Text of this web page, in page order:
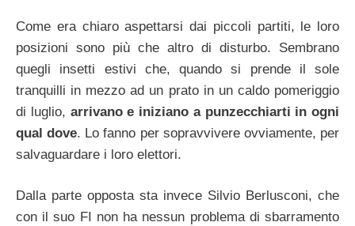
Come era chiaro aspettarsi dai piccoli partiti, le loro
posizioni sono più che altro di disturbo. Sembrano
quegli insetti estivi che, quando si prende il sole
tranquilli in mezzo ad un prato in un caldo pomeriggio
di luglio, arrivano e iniziano a punzecchiarti in ogni
qual dove. Lo fanno per sopravvivere ovviamente, per
salvaguardare i loro elettori.
Dalla parte opposta sta invece Silvio Berlusconi, che
con il suo FI non ha nessun problema di sbarramento